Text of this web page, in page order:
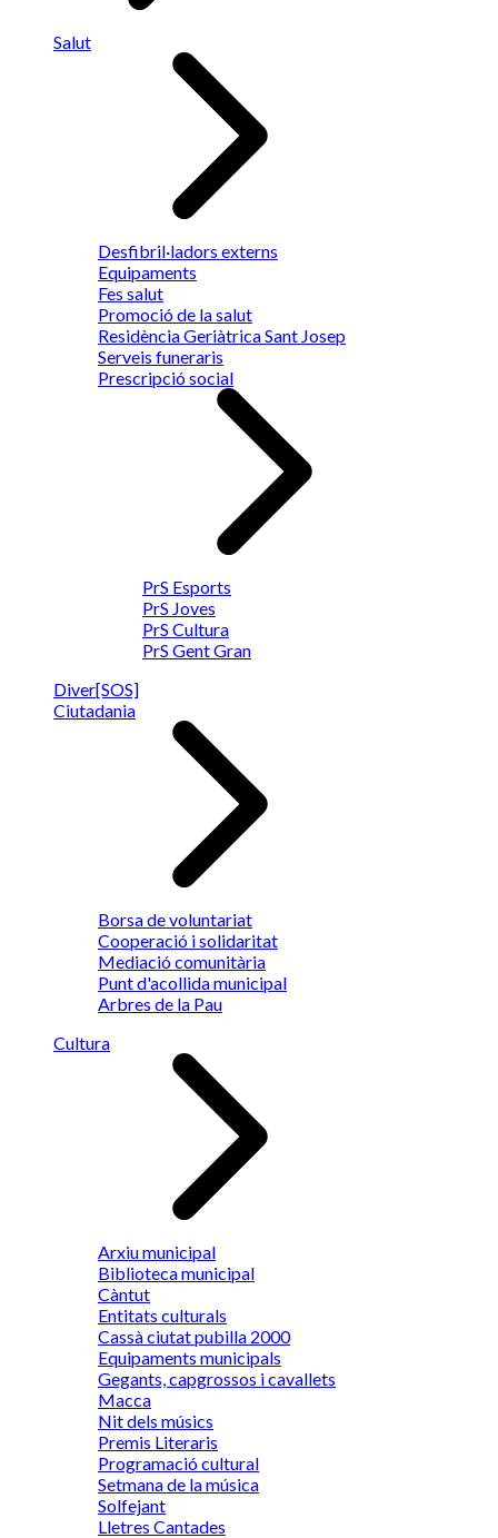
Salut
Desfibril·ladors externs
Equipaments
Fes salut
Promoció de la salut
Residència Geriàtrica Sant Josep
Serveis funeraris
Prescripció social
PrS Esports
PrS Joves
PrS Cultura
PrS Gent Gran
Diver[SOS]
Ciutadania
Borsa de voluntariat
Cooperació i solidaritat
Mediació comunitària
Punt d'acollida municipal
Arbres de la Pau
Cultura
Arxiu municipal
Biblioteca municipal
Càntut
Entitats culturals
Cassà ciutat pubilla 2000
Equipaments municipals
Gegants, capgrossos i cavallets
Macca
Nit dels músics
Premis Literaris
Programació cultural
Setmana de la música
Solfejant
Lletres Cantades